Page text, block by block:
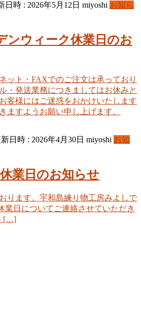
日時 : 2026年5月12日 miyoshi お知ら
ンウィーク休業日のお
ット・FAXでのご注文は承っており
・発送業務につきましてはお休みと
客様にはご迷惑をおかけいたします
ますようお願い申し上げます。
日時 : 2026年4月30日 miyoshi お知
業日のお知らせ
ります。宇和島練り物工房みよしで
業日についてご連絡させていただき
[…]